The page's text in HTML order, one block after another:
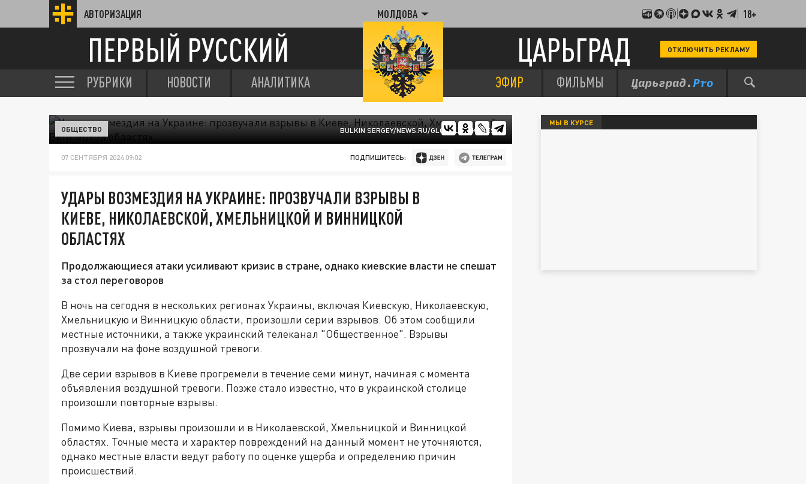
АВТОРИЗАЦИЯ МОЛДОВА 18+
ПЕРВЫЙ РУССКИЙ ЦАРЬГРАД ОТКЛЮЧИТЬ РЕКЛАМУ
РУБРИКИ НОВОСТИ АНАЛИТИКА ЭФИР ФИЛЬМЫ
BULKIN SERGEY/NEWS.RU/GLOBALLOOKPRESS
ОБЩЕСТВО
07 СЕНТЯБРЯ 2024 09:02 ПОДПИШИТЕСЬ:
УДАРЫ ВОЗМЕЗДИЯ НА УКРАИНЕ: ПРОЗВУЧАЛИ ВЗРЫВЫ В
КИЕВЕ, НИКОЛАЕВСКОЙ, ХМЕЛЬНИЦКОЙ И ВИННИЦКОЙ
ОБЛАСТЯХ
Продолжающиеся атаки усиливают кризис в стране, однако киевские власти не спешат
за стол переговоров
В ночь на сегодня в нескольких регионах Украины, включая Киевскую, Николаевскую,
Хмельницкую и Винницкую области, произошли серии взрывов. Об этом сообщили
местные источники, а также украинский телеканал "Общественное". Взрывы
прозвучали на фоне воздушной тревоги.
Две серии взрывов в Киеве прогремели в течение семи минут, начиная с момента
объявления воздушной тревоги. Позже стало известно, что в украинской столице
произошли повторные взрывы.
Помимо Киева, взрывы произошли и в Николаевской, Хмельницкой и Винницкой
областях. Точные места и характер повреждений на данный момент не уточняются,
однако местные власти ведут работу по оценке ущерба и определению причин
происшествий.
МЫ В КУРСЕ